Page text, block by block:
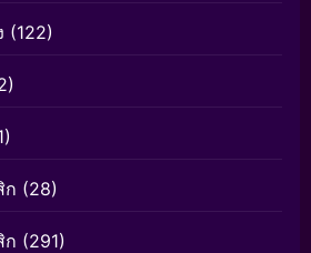
(122)
ก (28)
ก (291)